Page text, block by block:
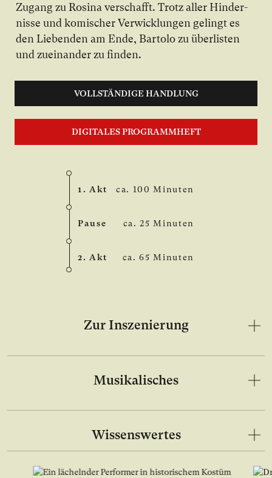
Zu­gang zu Rosina ver­schafft. Trotz al­ler Hin­der­
nis­se und ko­mi­scher Ver­wick­lun­gen ge­lingt es
den Lie­ben­den am En­de, Bartolo zu über­lis­ten
und zu­ein­an­der zu fin­den.
VOLLSTÄNDIGE HANDLUNG
DIGITALES PROGRAMMHEFT
1. Akt ca. 100 Minuten
Pause ca. 25 Minuten
2. Akt ca. 65 Minuten
Zur Inszenierung
Musikalisches
Wissenswertes